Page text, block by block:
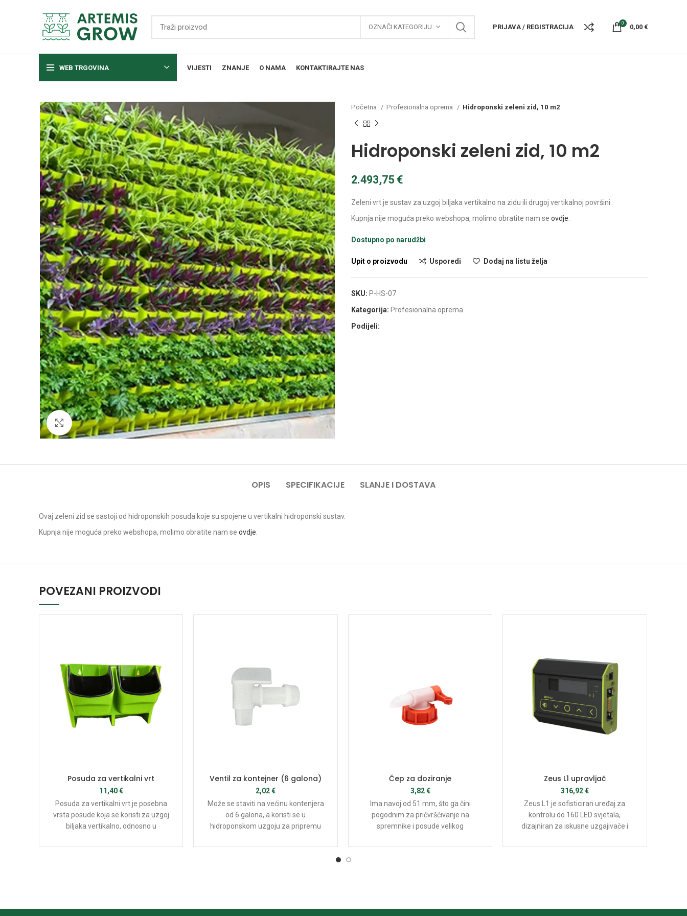
OZNAČI KATEGORIJU PRIJAVA / REGISTRACIJA
0
0,00 €
WEB TRGOVINA VIJESTI ZNANJE O NAMA KONTAKTIRAJTE NAS
Kliknite za povećanje
Početna Profesionalna oprema Hidroponski zeleni zid, 10 m2
Hidroponski zeleni zid, 10 m2
2.493,75 €
Zeleni vrt je sustav za uzgoj biljaka vertikalno na zidu ili drugoj vertikalnoj površini.
Kupnja nije moguća preko webshopa, molimo obratite nam se ovdje
Dostupno po narudžbi
Upit o proizvodu Usporedi Dodaj na listu želja
SKU: P-HS-07
Kategorija: Profesionalna oprema
Podijeli:
OPIS SPECIFIKACIJE SLANJE I DOSTAVA
Ovaj zeleni zid se sastoji od hidroponskih posuda koje su spojene u vertikalni hidroponski sustav.
Kupnja nije moguća preko webshopa, molimo obratite nam se ovdje.
POVEZANI PROIZVODI
Posuda za vertikalni vrt
11,40€
Posuda za vertikalni vrt je posebna
vrsta posude koja se koristi za uzgoj
biljaka vertikalno, odnosno u
idealne za uzgoj biljaka u prostorima
Ventil za kontejner (6 galona)
2,02€
Može se staviti na većinu kontenjera
od 6 galona, a koristi se u
hidroponskom uzgoju za pripremu
Čep za doziranje
3,82€
Ima navoj od 51 mm, što ga čini
pogodnim za pričvršćivanje na
spremnike i posude velikog
od 5 l / min, što omogućuje
Zeus L1 upravljač
316,92€
Zeus L1 je sofisticiran uređaj za
kontrolu do 160 LED svjetala,
dizajniran za iskusne uzgajivače i
i prilagodbu svojih svjetlosnih